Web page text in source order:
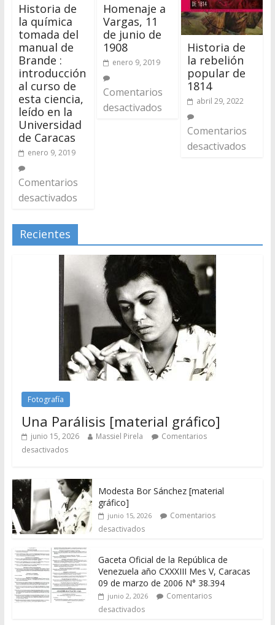
Historia de
la química
tomada del
manual de
Brande :
introducción
al curso de
esta ciencia,
leído en la
Universidad
de Caracas
enero 9, 2019
Comentarios
desactivados
Homenaje a
Vargas, 11
de junio de
1908
enero 9, 2019
Comentarios
desactivados
Historia de
la rebelión
popular de
1814
abril 29, 2022
Comentarios
desactivados
Recientes
Fotografía
Una Parálisis [material gráfico]
junio 15, 2026 Massiel Pirela
Comentarios
desactivados
Modesta Bor Sánchez [material
gráfico]
junio 15, 2026
Comentarios
desactivados
Gaceta Oficial de la República de
Venezuela año CXXXIII Mes V, Caracas
09 de marzo de 2006 N° 38.394
junio 2, 2026
Comentarios
desactivados